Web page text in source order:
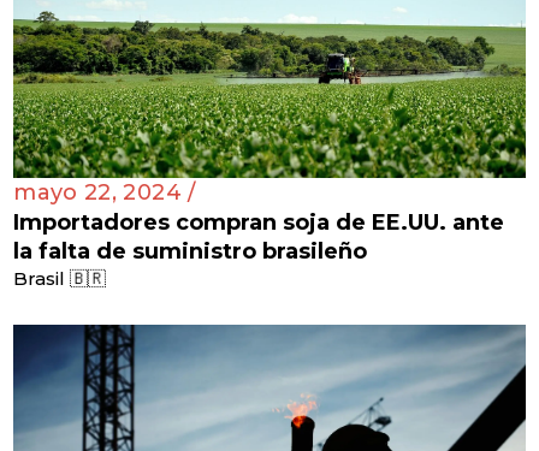
mayo 22, 2024 /
Importadores compran soja de EE.UU. ante
la falta de suministro brasileño
Brasil 🇧🇷